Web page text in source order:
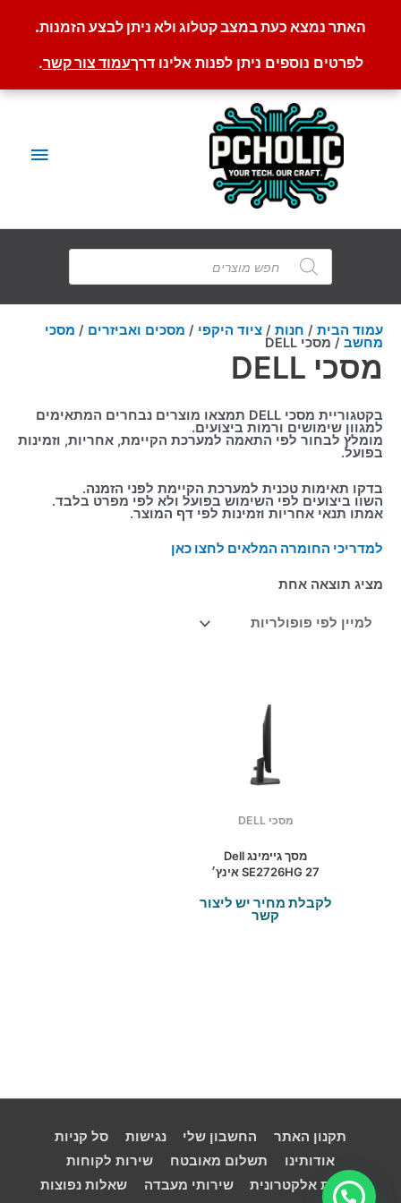
האתר נמצא כעת במצב קטלוג ולא ניתן לבצע הזמנות.
לפרטים נוספים ניתן לפנות אלינו דרךעמוד צור קשר.
דילוג
Products
search
עמוד הבית / חנות / ציוד היקפי / מסכים ואביזרים / מסכי
מחשב / מסכי DELL
מסכי DELL
בקטגוריית מסכי DELL תמצאו מוצרים נבחרים המתאימים
למגוון שימושים ורמות ביצועים.
מומלץ לבחור לפי התאמה למערכת הקיימת, אחריות, וזמינות
בפועל.
בדקו תאימות טכנית למערכת הקיימת לפני הזמנה.
השוו ביצועים לפי השימוש בפועל ולא לפי מפרט בלבד.
אמתו תנאי אחריות וזמינות לפי דף המוצר.
למדריכי החומרה המלאים לחצו כאן
מציג תוצאה אחת
מסכי DELL
מסך גיימינג Dell
SE2726HG 27 אינץ׳
לקבלת מחיר יש ליצור
קשר
תקנון האתר החשבון שלי נגישות
סל קניות
אודותינו
תשלום מאובטח
שירות לקוחות
פסולת אלקטרונית
שירותי מעבדה
שאלות נפוצות